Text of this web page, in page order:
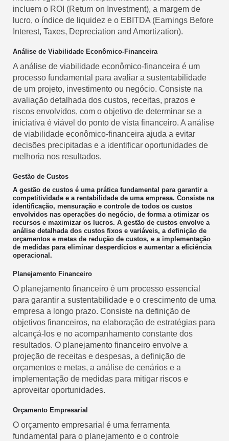
incluem o ROI (Return on Investment), a margem de
lucro, o índice de liquidez e o EBITDA (Earnings Before
Interest, Taxes, Depreciation and Amortization).
Análise de Viabilidade Econômico-Financeira
A análise de viabilidade econômico-financeira é um
processo fundamental para avaliar a sustentabilidade
de um projeto, investimento ou negócio. Consiste na
avaliação detalhada dos custos, receitas, prazos e
riscos envolvidos, com o objetivo de determinar se a
iniciativa é viável do ponto de vista financeiro. A análise
de viabilidade econômico-financeira ajuda a evitar
decisões precipitadas e a identificar oportunidades de
melhoria nos resultados.
Gestão de Custos
A gestão de custos é uma prática fundamental para garantir a
competitividade e a rentabilidade de uma empresa. Consiste na
identificação, mensuração e controle de todos os custos
envolvidos nas operações do negócio, de forma a otimizar os
recursos e maximizar os lucros. A gestão de custos envolve a
análise detalhada dos custos fixos e variáveis, a definição de
orçamentos e metas de redução de custos, e a implementação
de medidas para eliminar desperdícios e aumentar a eficiência
operacional.
Planejamento Financeiro
O planejamento financeiro é um processo essencial
para garantir a sustentabilidade e o crescimento de uma
empresa a longo prazo. Consiste na definição de
objetivos financeiros, na elaboração de estratégias para
alcançá-los e no acompanhamento constante dos
resultados. O planejamento financeiro envolve a
projeção de receitas e despesas, a definição de
orçamentos e metas, a análise de cenários e a
implementação de medidas para mitigar riscos e
aproveitar oportunidades.
Orçamento Empresarial
O orçamento empresarial é uma ferramenta
fundamental para o planejamento e o controle